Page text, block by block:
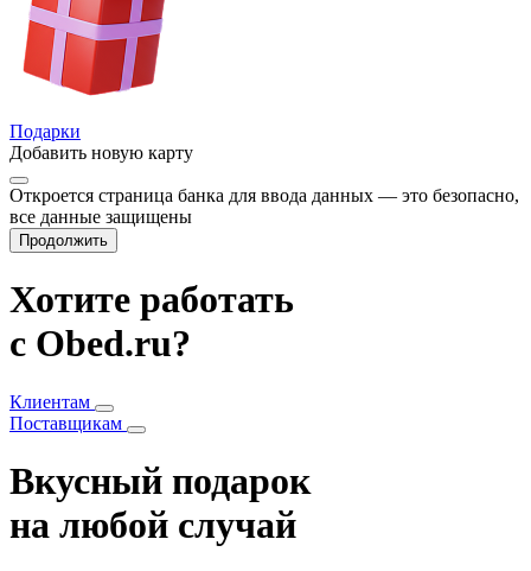
Подарки
Добавить новую карту
Откроется страница банка для ввода данных — это безопасно,
все данные защищены
Продолжить
Хотите работать
с Obed.ru?
Клиентам
Поставщикам
Вкусный подарок
на любой случай